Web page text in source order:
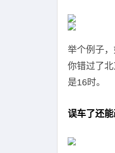
举个例子
你错过了
是16时。
误车了还能